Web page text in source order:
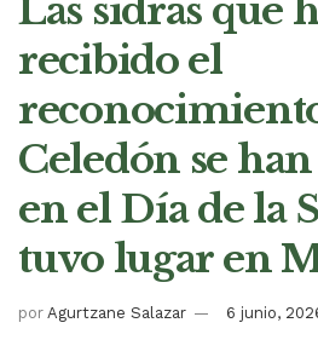
Las sidras que
recibido el
Celedón se
en el Día de la
tuvo lugar en
por Agurtzane Salazar 6 junio,